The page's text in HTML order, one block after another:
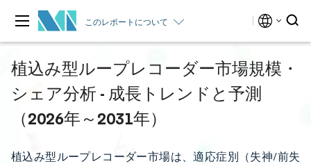
このレポートについて
植込み型ループレコーダー市場規模・
シェア分析 - 成長トレンドと予測
（2026年～2031年）
植込み型ループレコーダー市場は、適応症別（失神/前失